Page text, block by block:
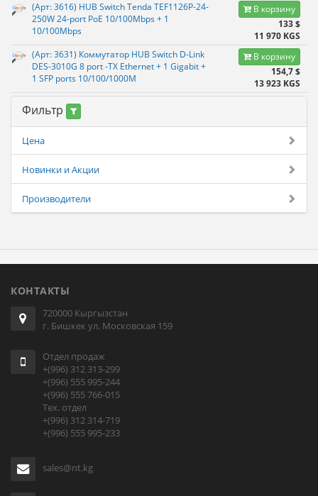
(Арт: 3616) HUB Switch Tenda TEF1126P-24-
250W 24-port PoE 10/100Mbps + 1
10/100Mbps
В корзину
133 $
11 970 KGS
(Арт: 3631) Коммутатор HUB Switch D-Link
DES-3010G 8 port -TX Ethernet + 1 Gigabit +
1 SFP ports 10/100/1000M
В корзину
154,7 $
13 923 KGS
Фильтр
Цена
Новинки и Акции
Производители
КОНТАКТЫ
720000 Кыргызстан
г. Бишкек ул. Московская 159
Отдел продаж
+(996) 312 313-299
+(996) 555 995-244
+(996) 555 766-015
Тех. отдел
+(996) 312 314-719
+(996) 555 995-233
sales@nt.kg